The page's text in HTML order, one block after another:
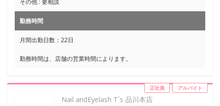
勤務時間
月間出勤日数：22日
勤務時間は、店舗の営業時間によります。
正社員 アルバイト
Nail andEyelash T`s 品川本店